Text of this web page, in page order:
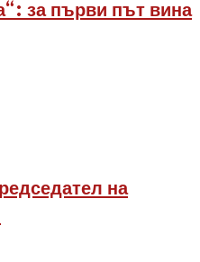
за първи път вина
на